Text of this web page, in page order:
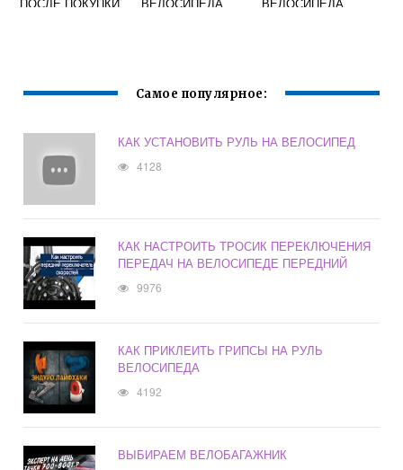
Самое популярное:
КАК УСТАНОВИТЬ РУЛЬ НА ВЕЛОСИПЕД
4128
КАК НАСТРОИТЬ ТРОСИК ПЕРЕКЛЮЧЕНИЯ
ПЕРЕДАЧ НА ВЕЛОСИПЕДЕ ПЕРЕДНИЙ
9976
КАК ПРИКЛЕИТЬ ГРИПСЫ НА РУЛЬ
ВЕЛОСИПЕДА
4192
ВЫБИРАЕМ ВЕЛОБАГАЖНИК